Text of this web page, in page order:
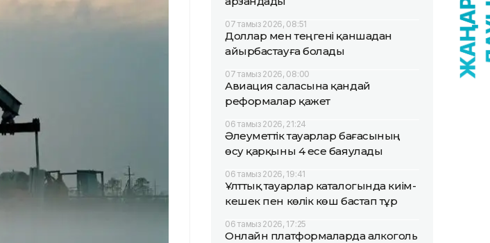
07 тамыз 2026, 08:51
Доллар мен теңгені қаншадан
айырбастауға болады
07 тамыз 2026, 08:00
Авиация саласына қандай
реформалар қажет
06 тамыз 2026, 21:24
Әлеуметтік тауарлар бағасының
өсу қарқыны 4 есе баяулады
06 тамыз 2026, 19:41
Ұлттық тауарлар каталогында киім-
кешек пен көлік көш бастап тұр
06 тамыз 2026, 17:25
Онлайн платформаларда алкоголь